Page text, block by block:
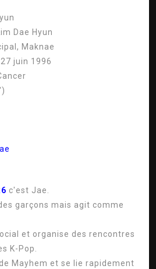
Dae Hyun
Maknae
27 juin 1996
c'est Jae.
garçons mais agit comme
et organise des rencontres
K-Pop.
Mayhem et se lie rapidement